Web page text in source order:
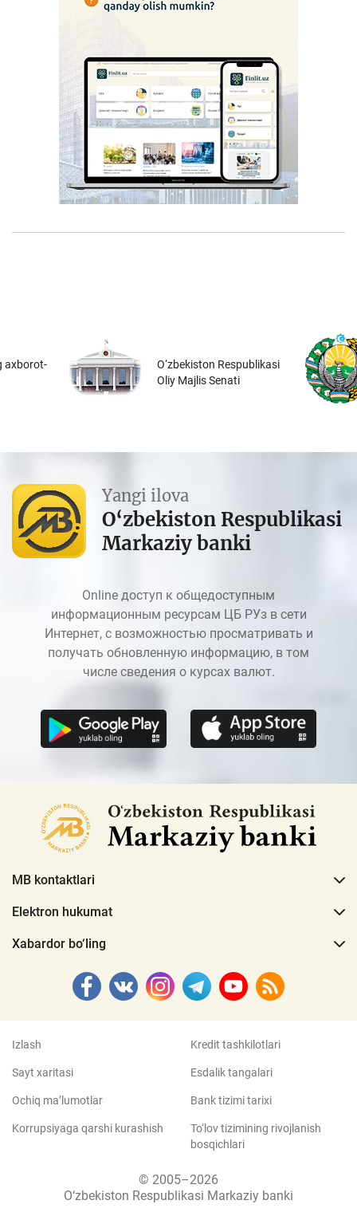
axborot-
O‘zbekiston Respublikasi
Oliy Majlis Senati
Yangi ilova
O‘zbekiston Respublikasi
Markaziy banki
Online доступ к общедоступным
информационным ресурсам ЦБ РУз в сети
Интернет, с возможностью просматривать и
получать обновленную информацию, в том
числе сведения о курсах валют.
MB kontaktlari
Elektron hukumat
Xabardor bo‘ling
Izlash
Sayt xaritasi
Ochiq ma’lumotlar
Korrupsiyaga qarshi kurashish
Kredit tashkilotlari
Esdalik tangalari
Bank tizimi tarixi
To‘lov tizimining rivojlanish
bosqichlari
© 2005–2026
O‘zbekiston Respublikasi Markaziy banki